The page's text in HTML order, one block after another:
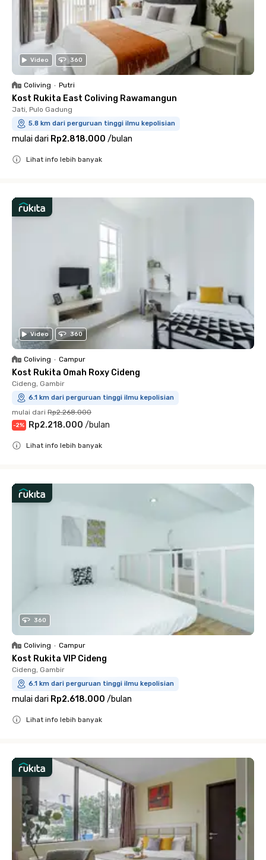
Video 360
Coliving • Putri
Kost Rukita East Coliving Rawamangun
Jati, Pulo Gadung
5.8 km dari perguruan tinggi ilmu kepolisian
mulai dari Rp2.818.000 /bulan
Lihat info lebih banyak
Video 360
Coliving • Campur
Kost Rukita Omah Roxy Cideng
Cideng, Gambir
6.1 km dari perguruan tinggi ilmu kepolisian
mulai dari Rp2.268.000
-2% Rp2.218.000 /bulan
Lihat info lebih banyak
360
Coliving • Campur
Kost Rukita VIP Cideng
Cideng, Gambir
6.1 km dari perguruan tinggi ilmu kepolisian
mulai dari Rp2.618.000 /bulan
Lihat info lebih banyak